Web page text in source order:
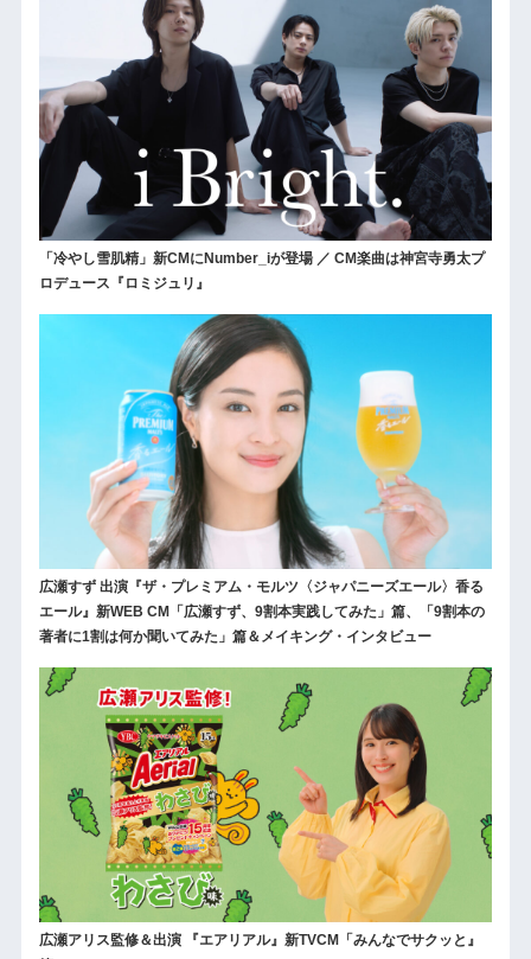
「冷やし雪肌精」新CMにNumber_iが登場 ／ CM楽曲は神宮寺勇太プ
ロデュース『ロミジュリ』
広瀬すず 出演『ザ・プレミアム・モルツ〈ジャパニーズエール〉香る
エール』新WEB CM「広瀬すず、9割本実践してみた」篇、「9割本の
著者に1割は何か聞いてみた」篇＆メイキング・インタビュー
広瀬アリス監修＆出演 『エアリアル』新TVCM「みんなでサクッと』